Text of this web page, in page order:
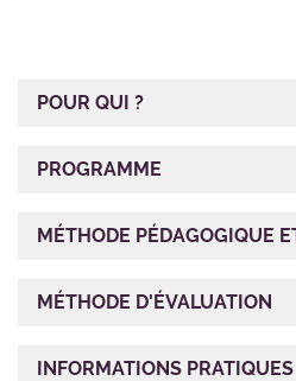
POUR QUI ?
PROGRAMME
MÉTHODE PÉDAGOGIQUE
MÉTHODE D'ÉVALUATION
INFORMATIONS PRATIQUES